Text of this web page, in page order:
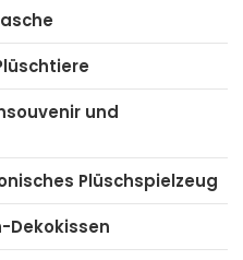
und
Plüschspielzeug
Dekokissen